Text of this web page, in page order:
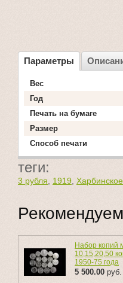
Параметры
Вес
Год
Печать на бумаге
Размер
Способ печати
теги:
3 рубля 1919
Набор копий
10,15,20,50
1950-75 года
5 500.00 руб.